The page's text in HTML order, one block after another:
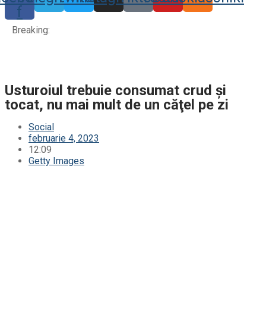
f
Breaking:
Usturoiul trebuie consumat crud şi
tocat, nu mai mult de un căţel pe zi
Social
februarie 4, 2023
12:09
Getty Images